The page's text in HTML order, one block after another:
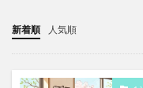
新着順 人気順